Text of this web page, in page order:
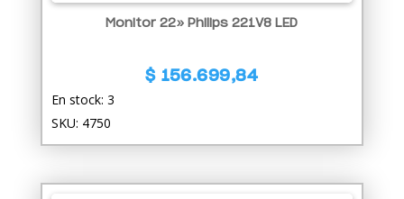
Monitor 22» Philips 221V8 LED
$156.699,84
En stock: 3
SKU: 4750